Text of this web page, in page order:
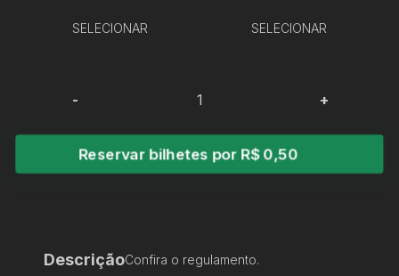
SELECIONAR SELECIONAR
- +
Reservar bilhetes por R$ 0,50
DescriçãoConfira o regulamento.